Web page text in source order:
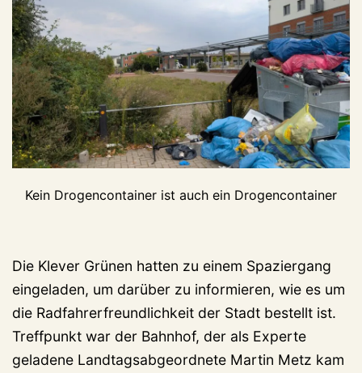
Kein Drogencontainer ist auch ein Drogencontainer
Die Klever Grünen hatten zu einem Spaziergang
eingeladen, um darüber zu informieren, wie es um
die Radfahrerfreundlichkeit der Stadt bestellt ist.
Treffpunkt war der Bahnhof, der als Experte
geladene Landtagsabgeordnete Martin Metz kam